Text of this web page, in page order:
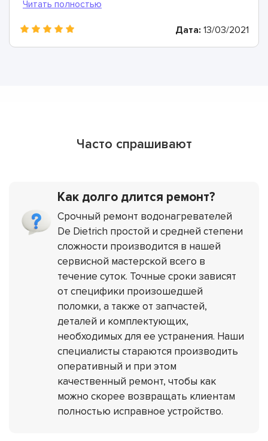
Дата: 13/03/2021
Часто спрашивают
Как долго длится ремонт?
Срочный ремонт водонагревателей
De Dietrich простой и средней степени
сложности производится в нашей
сервисной мастерской всего в
течение суток. Точные сроки зависят
от специфики произошедшей
поломки, а также от запчастей,
деталей и комплектующих,
необходимых для ее устранения. Наши
специалисты стараются производить
оперативный и при этом
качественный ремонт, чтобы как
можно скорее возвращать клиентам
полностью исправное устройство.